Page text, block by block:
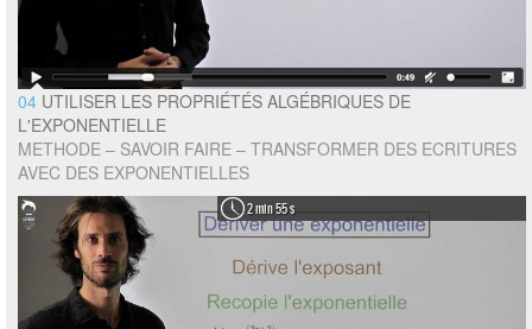
04 UTILISER LES PROPRIÉTÉS ALGÉBRIQUES DE
L'EXPONENTIELLE
METHODE – SAVOIR FAIRE – TRANSFORMER DES ECRITURES
AVEC DES EXPONENTIELLES
2 min 55 s